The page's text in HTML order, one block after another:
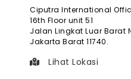
Ciputra International
16th Floor unit 51
Jalan Lingkat Luar Barat
Jakarta Barat 11740.
Lihat Lokasi